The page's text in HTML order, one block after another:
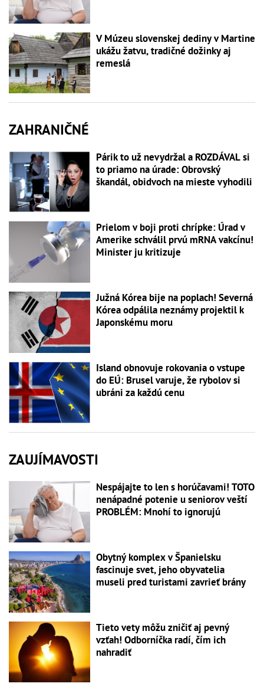
V Múzeu slovenskej dediny v Martine
ukážu žatvu, tradičné dožinky aj
remeslá
ZAHRANIČNÉ
Párik to už nevydržal a ROZDÁVAL si
to priamo na úrade: Obrovský
škandál, obidvoch na mieste vyhodili
Prielom v boji proti chrípke: Úrad v
Amerike schválil prvú mRNA vakcínu!
Minister ju kritizuje
Južná Kórea bije na poplach! Severná
Kórea odpálila neznámy projektil k
Japonskému moru
Island obnovuje rokovania o vstupe
do EÚ: Brusel varuje, že rybolov si
ubráni za každú cenu
ZAUJÍMAVOSTI
Nespájajte to len s horúčavami! TOTO
nenápadné potenie u seniorov veští
PROBLÉM: Mnohí to ignorujú
Obytný komplex v Španielsku
fascinuje svet, jeho obyvatelia
museli pred turistami zavrieť brány
Tieto vety môžu zničiť aj pevný
vzťah! Odborníčka radí, čím ich
nahradiť